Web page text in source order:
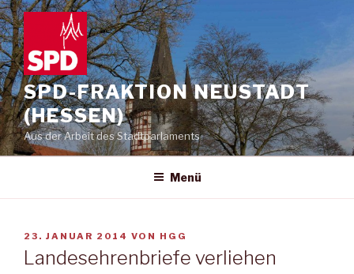
Zum
Inhalt
springen
SPD-FRAKTION NEUSTADT
(HESSEN)
Aus der Arbeit des Stadtparlaments
Menü
VERÖFFENTLICHT
AM
23. JANUAR 2014 VON HGG
Landesehrenbriefe verliehen